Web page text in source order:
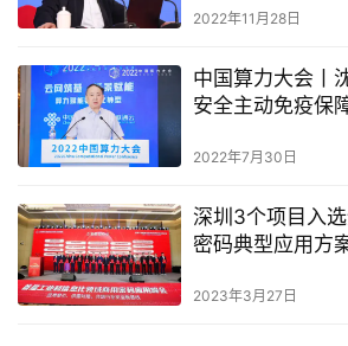
2022年11月28日
中国算力大会丨
安全主动免疫保
2022年7月30日
深圳3个项目入
密码典型应用方
2023年3月27日